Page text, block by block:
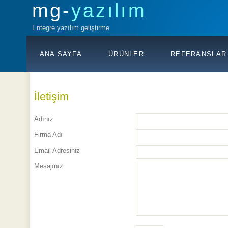
mg-yazılım
Entegre yazılım geliştirme
ANA SAYFA ÜRÜNLER REFERANSLAR
İletişim
Adınız
Firma Adı
Email Adresiniz
Mesajınız